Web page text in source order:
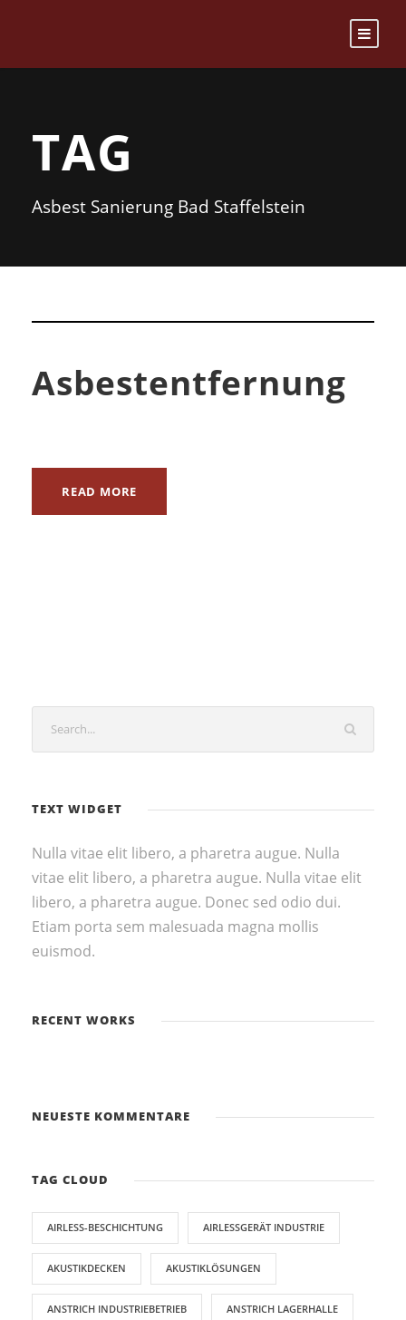
TAG
Asbest Sanierung Bad Staffelstein
Asbestentfernung
READ MORE
TEXT WIDGET
Nulla vitae elit libero, a pharetra augue. Nulla
vitae elit libero, a pharetra augue. Nulla vitae elit
libero, a pharetra augue. Donec sed odio dui.
Etiam porta sem malesuada magna mollis
euismod.
RECENT WORKS
NEUESTE KOMMENTARE
TAG CLOUD
AIRLESS-BESCHICHTUNG AIRLESSGERÄT INDUSTRIE
AKUSTIKDECKEN AKUSTIKLÖSUNGEN
ANSTRICH INDUSTRIEBETRIEB ANSTRICH LAGERHALLE